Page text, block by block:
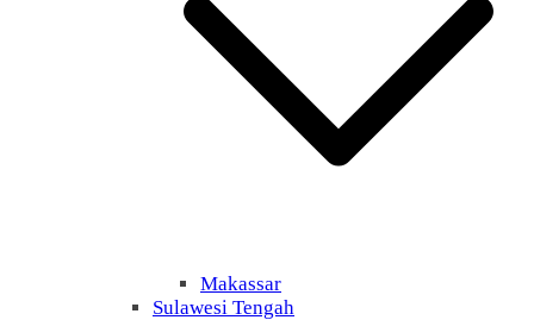
Makassar
Sulawesi Tengah